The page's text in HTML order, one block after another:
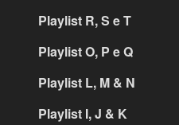
Playlist R, S e T
Playlist O, P e Q
Playlist L, M & N
Playlist I, J & K